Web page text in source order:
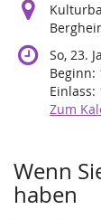
So, 23.
Beginn:
Einlass:
Zum
Wenn
haben